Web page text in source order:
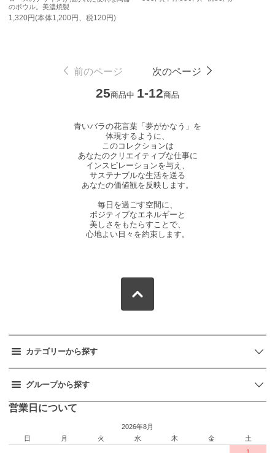
のボウル。美濃焼製
1,320円(本体1,200円、税120円)
前のページ 次のページ
25商品中 1-12商品
青いバラの花言葉「夢がかなう」を
体現するように、
このコレクションは
あなたのクリエイティブな仕事に
インスピレーションを与え、
サステナブルな生活を送る
あなたの価値観を反映します。
毎日を過ごす空間に、
ポジティブなエネルギーと
美しさをもたらすことで、
心地よい日々を約束します。
カテゴリーから探す
グループから探す
営業日について
2026年8月
日
月 火 水 木 金
土